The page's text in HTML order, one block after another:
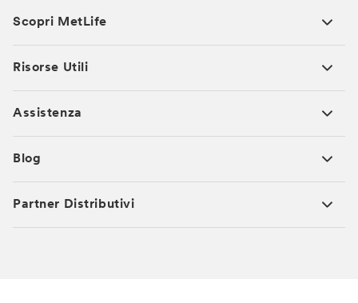
Scopri MetLife
Risorse Utili
Assistenza
Blog
Partner Distributivi